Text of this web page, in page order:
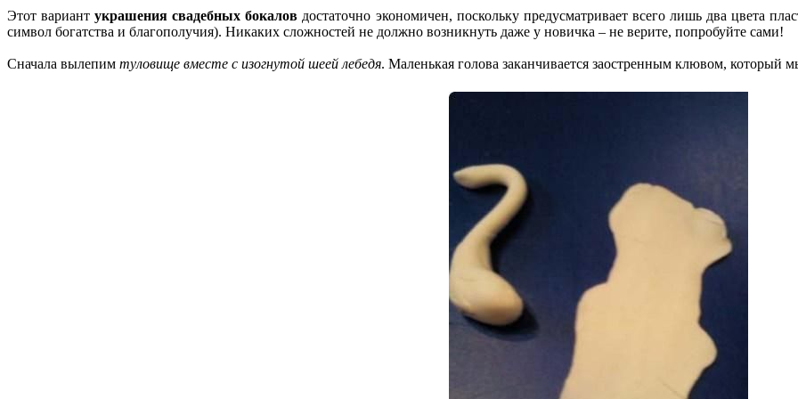
Этот вариантукрашения свадебных бокалов достаточно экономичен, поскольку предусматривает всего лишь два цвета
символ богатства и благополучия). Никаких сложностей не должно возникнуть даже у новичка – не верите, попробуйте сами!
Сначала вылепим туловище вместе с изогнутой шеей лебедя. Маленькая голова заканчивается заостренным клювом, который